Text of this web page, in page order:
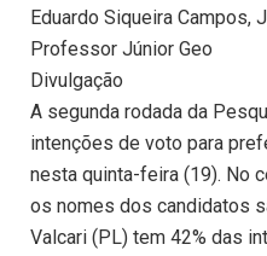
Eduardo Siqueira Campos,
Professor Júnior Geo
Divulgação
A segunda rodada da
intenções de voto para
nesta quinta-feira (19). No
os nomes dos candidatos
Valcari (PL) tem 42% das